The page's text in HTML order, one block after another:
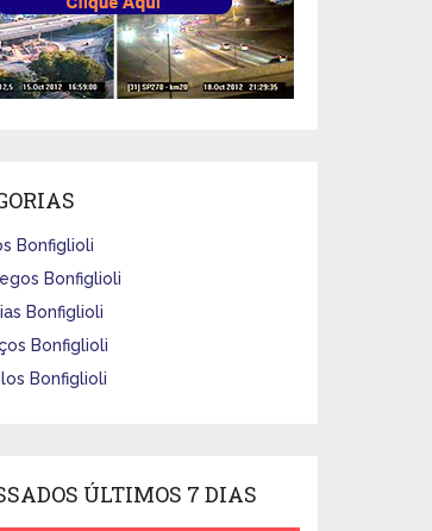
Bonfiglioli
Bonfiglioli
Bonfiglioli
Bonfiglioli
Bonfiglioli
ÚLTIMOS 7 DIAS